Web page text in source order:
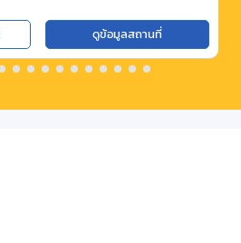
ดูข้อมูลสถานที่